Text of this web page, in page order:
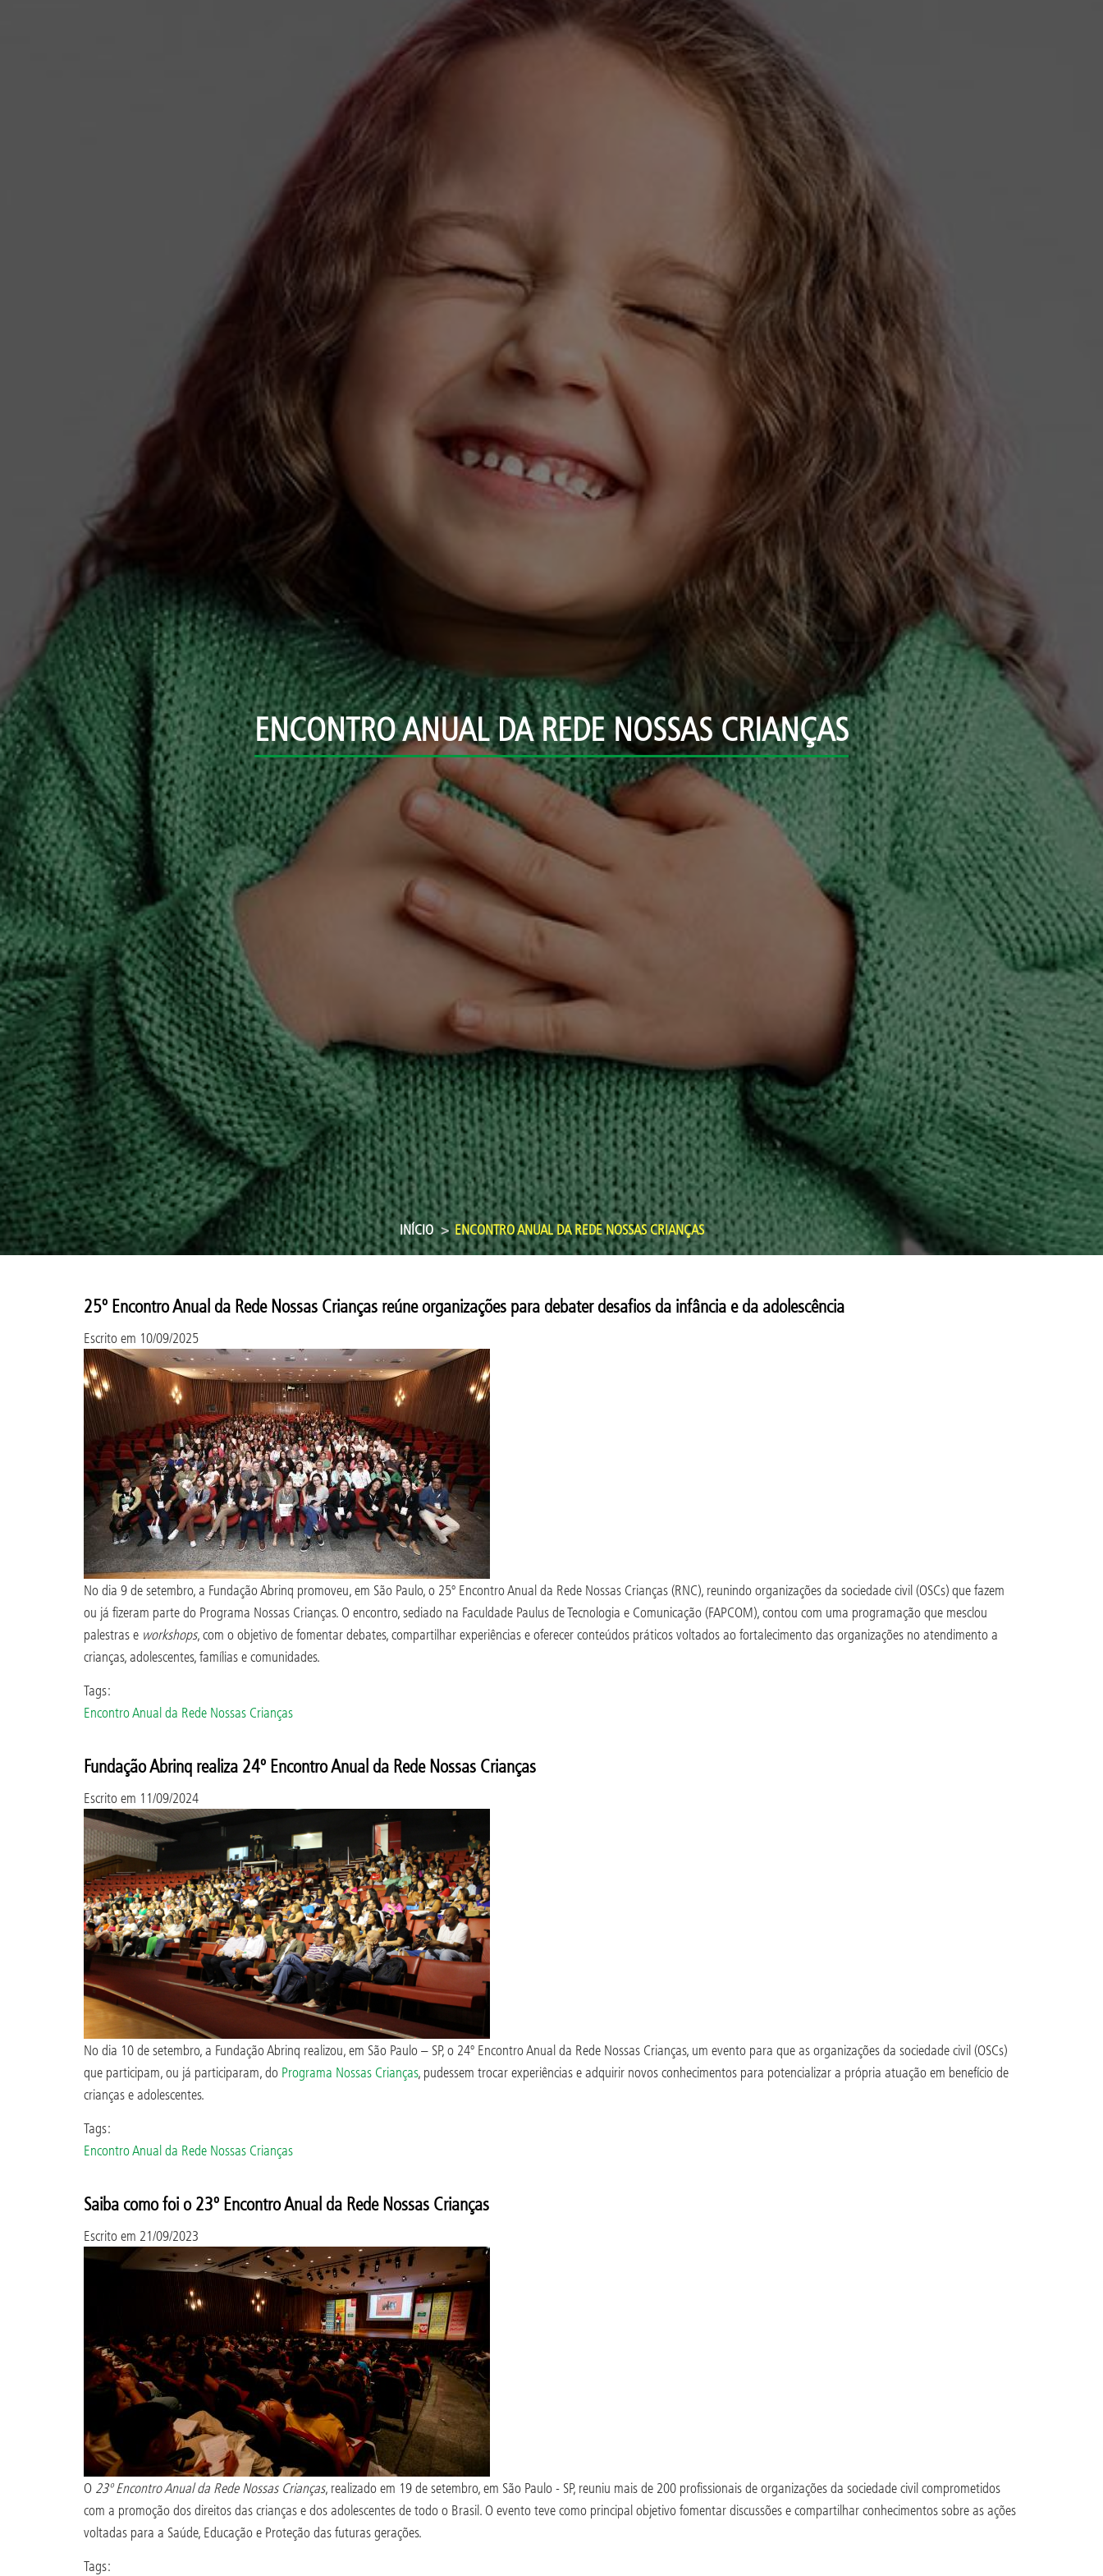
ENCONTRO ANUAL DA REDE NOSSAS CRIANÇAS
INÍCIO ENCONTRO ANUAL DA REDE NOSSAS CRIANÇAS
25º Encontro Anual da Rede Nossas Crianças reúne organizações para debater desafios da infância e da adolescência
Escrito em 10/09/2025
No dia 9 de setembro, a Fundação Abrinq promoveu, em São Paulo, o 25º Encontro Anual da Rede Nossas Crianças (RNC), reunindo organizações da sociedade civil (OSCs) que fazem
ou já fizeram parte do Programa Nossas Crianças. O encontro, sediado na Faculdade Paulus de Tecnologia e Comunicação (FAPCOM), contou com uma programação que mesclou
palestras e workshops, com o objetivo de fomentar debates, compartilhar experiências e oferecer conteúdos práticos voltados ao fortalecimento das organizações no atendimento a
crianças, adolescentes, famílias e comunidades.
Tags:
Encontro Anual da Rede Nossas Crianças
Fundação Abrinq realiza 24º Encontro Anual da Rede Nossas Crianças
Escrito em 11/09/2024
No dia 10 de setembro, a Fundação Abrinq realizou, em São Paulo – SP, o 24º Encontro Anual da Rede Nossas Crianças, um evento para que as organizações da sociedade civil (OSCs)
que participam, ou já participaram, do Programa Nossas Crianças, pudessem trocar experiências e adquirir novos conhecimentos para potencializar a própria atuação em benefício de
crianças e adolescentes.
Tags:
Encontro Anual da Rede Nossas Crianças
Saiba como foi o 23º Encontro Anual da Rede Nossas Crianças
Escrito em 21/09/2023
O 23º Encontro Anual da Rede Nossas Crianças, realizado em 19 de setembro, em São Paulo - SP, reuniu mais de 200 profissionais de organizações da sociedade civil comprometidos
com a promoção dos direitos das crianças e dos adolescentes de todo o Brasil. O evento teve como principal objetivo fomentar discussões e compartilhar conhecimentos sobre as ações
voltadas para a Saúde, Educação e Proteção das futuras gerações.
Tags: